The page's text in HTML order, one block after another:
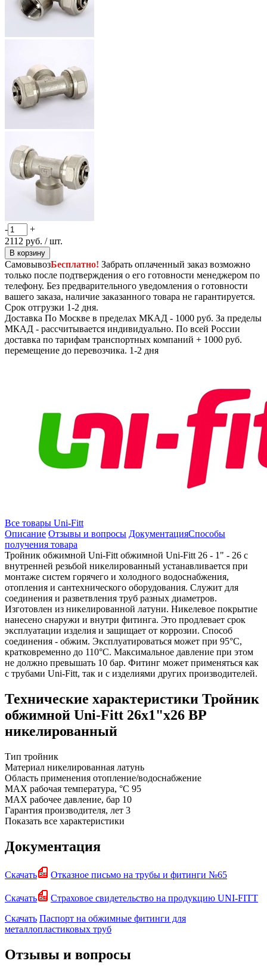
-
+
2112 руб. / шт.
В корзину
СамовывозБесплатно! Забрать оплаченный заказ возможно
только после подтверждения о его готовности менеджером по
телефону. Без предварительного уведомления о готовности
вашего заказа, наличие заказанного товара не гарантируется.
Срок отгрузки 1-2 дня.
Доставка По Москве в пределах МКАД - 1000 руб. За пределы
МКАД - рассчитывается индивидуально. По всей России
доставка по тарифам транспортных компаний + 1000 руб.
перемещение до перевозчика. 1-2 дня
Все товары Uni-Fitt
Описание Отзывы и вопросы ДокументацияСпособы
получения товара
Тройник обжимной Uni-Fitt обжимной Uni-Fitt 26 - 1" - 26 с
внутренней резьбой никелированный устанавливается при
монтаже систем горячего и холодного водоснабжения,
отопления и сантехнического оборудования. Служит для
соединения и разветвления труб разных диаметров.
Изготовлен из никелированной латуни. Никелевое покрытие
нанесено снаружи и внутри фитинга. Это продлевает срок
эксплуатации изделия и защищает от коррозии. Способ
соединения - обжим. Эксплуатироваться может при 95°C,
кратковременно до 110°C. Максимальное давление при этом
не должно превышать 10 бар. Фитинг может применяться как
с трубами Uni-Fitt, так и с изделиями других производителей.
Технические характеристики Тройник
обжимной Uni-Fitt 26x1"x26 ВР
никелированный
Тип тройник
Материал никелированная латунь
Область применения отопление/водоснабжение
MAX рабочая температура, °C 95
MAX рабочее давление, бар 10
Гарантия производителя, лет 3
Показать все характеристики
Документация
Скачать Отказное письмо на трубы и фитинги №65
Скачать
Страховое свидетельство на продукцию UNI-FITT
Скачать Паспорт на обжимные фитинги для
металлопластиковых труб
Отзывы и вопросы